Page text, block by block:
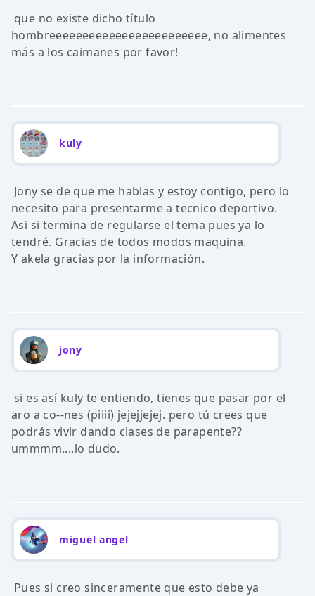
que no existe dicho título
hombreeeeeeeeeeeeeeeeeeeeeeee, no alimentes
más a los caimanes por favor!
kuly
Jony se de que me hablas y estoy contigo, pero lo
necesito para presentarme a tecnico deportivo.
Asi si termina de regularse el tema pues ya lo
tendré. Gracias de todos modos maquina.
Y akela gracias por la información.
jony
si es así kuly te entiendo, tienes que pasar por el
aro a co--nes (piiii) jejejjejej. pero tú crees que
podrás vivir dando clases de parapente??
ummmm....lo dudo.
miguel angel
Pues si creo sinceramente que esto debe ya